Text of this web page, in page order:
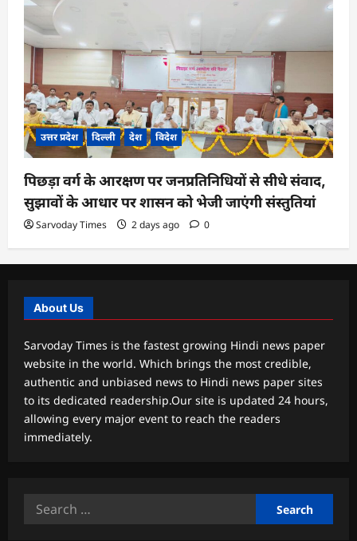
उत्तर प्रदेश दिल्ली देश विदेश
पिछड़ा वर्ग के आरक्षण पर जनप्रतिनिधियों से सीधे संवाद,
सुझावों के आधार पर शासन को भेजी जाएंगी संस्तुतियां
Sarvoday Times 2 days ago 0
About Us
Sarvoday Times is the fastest growing Hindi news paper
website in the world. Which brings the most credible,
authentic and unbiased news to Hindi news paper sites
to its dedicated readership.Our site is updated 24 hours,
allowing every major event to reach the readers
immediately.
Search